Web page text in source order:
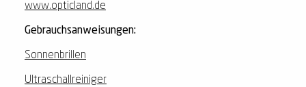
www.opticland.de
Gebrauchsanweisungen:
Sonnenbrillen
Ultraschallreiniger